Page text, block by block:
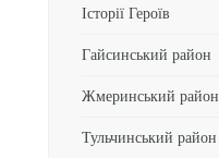
Історії Героїв
Гайсинський район
Жмеринський район
Тульчинський район